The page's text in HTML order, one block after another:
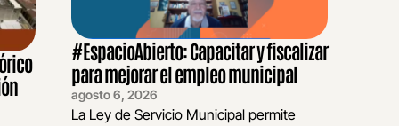
#EspacioAbierto: Capacitar y fiscalizar
para mejorar el empleo municipal
agosto 6, 2026
La Ley de Servicio Municipal permite